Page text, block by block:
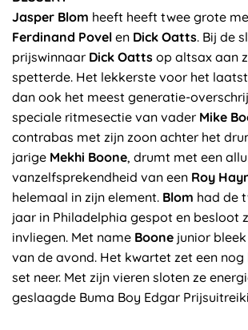
Jasper Blom heeft heeft twee grote
Ferdinand Povel en Dick Oatts. Bij de
prijswinnaar Dick Oatts op altsax aan
spetterde. Het lekkerste voor het laatst
dan ook het meest generatie-
speciale ritmesectie van vader Mike
contrabas met zijn zoon achter het
jarige Mekhi Boone, drumt met een
vanzelfsprekendheid van een Roy
helemaal in zijn element. Blom had de
jaar in Philadelphia gespot en besloot
invliegen. Met name Boone junior
van de avond. Het kwartet zet een nog
set neer. Met zijn vieren sloten ze
geslaagde Buma Boy Edgar